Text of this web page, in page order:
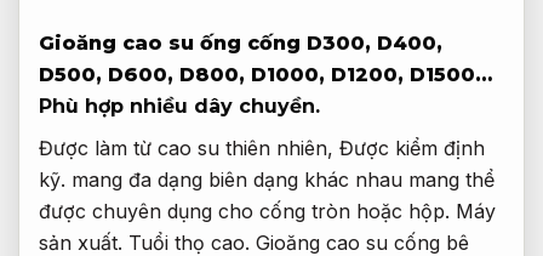
Gioăng cao su ống cống D300, D400,
D500, D600, D800, D1000, D1200, D1500…
Phù hợp nhiều dây chuyền.
Được làm từ cao su thiên nhiên, Được kiểm định
kỹ. mang đa dạng biên dạng khác nhau mang thể
được chuyên dụng cho cống tròn hoặc hộp. Máy
sản xuất. Tuổi thọ cao. Gioăng cao su cống bê